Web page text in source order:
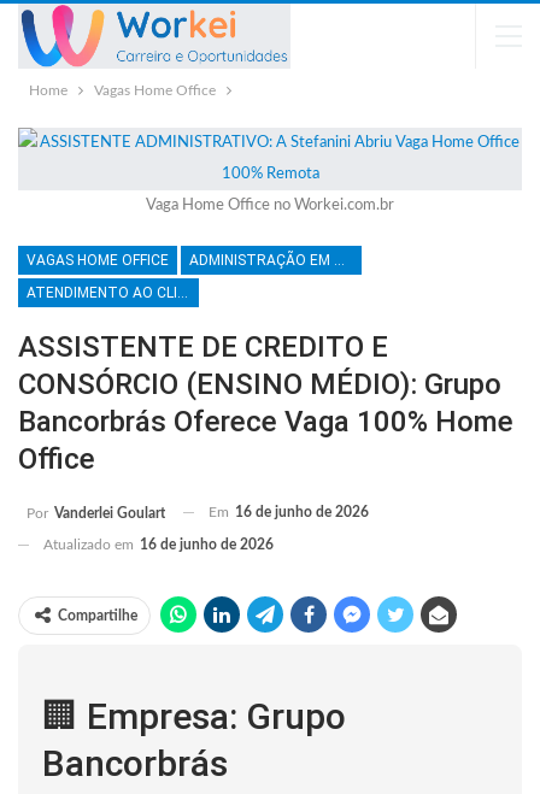
Home Vagas Home Office
Vaga Home Office no Workei.com.br
VAGAS HOME OFFICE
ADMINISTRAÇÃO EM GERAL
ATENDIMENTO AO CLIENTE
ASSISTENTE DE CREDITO E
CONSÓRCIO (ENSINO MÉDIO): Grupo
Bancorbrás Oferece Vaga 100% Home
Office
Por Vanderlei Goulart Em 16 de junho de 2026
Atualizado em 16 de junho de 2026
Compartilhe
🏢 Empresa: Grupo
Bancorbrás